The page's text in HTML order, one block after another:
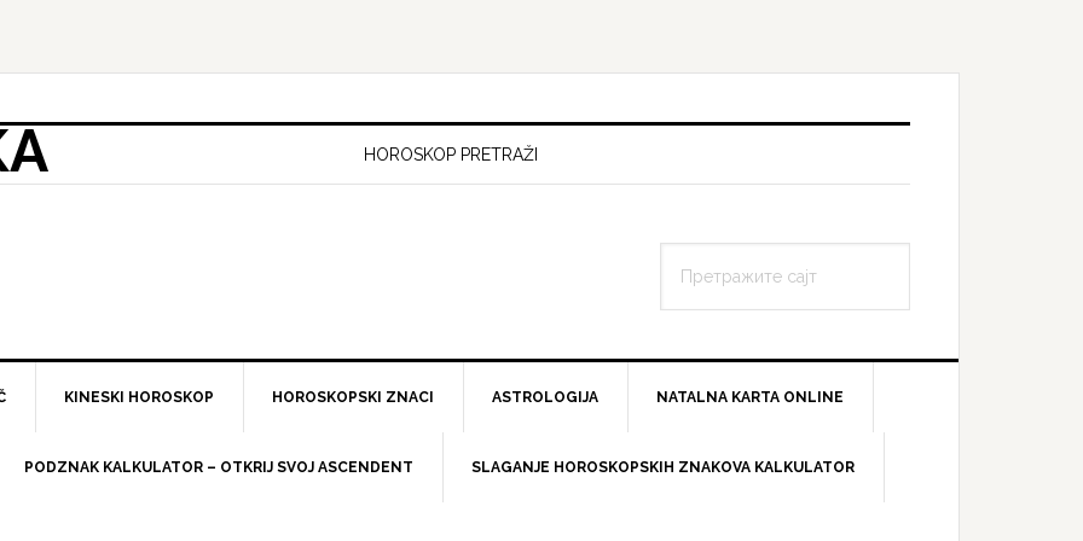
HOROSKOP PRETRAŽI
сајт
KINESKI HOROSKOP HOROSKOPSKI ZNACI ASTROLOGIJA NATALNA KARTA ONLINE
PODZNAK KALKULATOR – OTKRIJ SVOJ ASCENDENT SLAGANJE HOROSKOPSKIH ZNAKOVA KALKULATOR